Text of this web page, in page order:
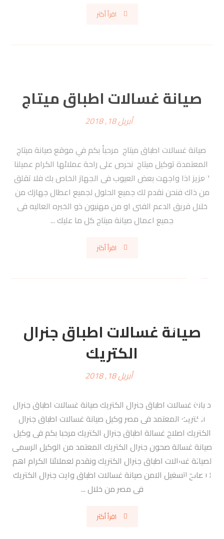
اقرأ أكثر
صيانة غسالات اطباق ميتاج
أبريل 18, 2018
صيانة غسالات اطباق ميتاج مرحبأ بكم في موقع صيانة ميتاج
المعتمدة توكيل ميتاج نحرص على راحة عملائها الكرام عميلنا
العزيز اذا واجهت بعض العيوب فى الجهاز الخاص بك فلا تقلق
من ذاك فنحن نقدم لك جميع الحلول لجميع اعطال جهازك من
خلال فريق الدعم الفنى او من مهنيون ذو الخبره العاليه فى
جميع اعمال صيانة ميتاج كل ما عليك ...
اقرأ أكثر
صيانة غسالات اطباق جنرال
الكتريك
أبريل 18, 2018
صيانة غسالات اطباق جنرال الكتريك صيانة غسالات اطباق جنرال
الكتريك المعتمد فى مصر وكيل صيانة غسالات اطباق جنرال
الكتريك اصلاح غسالة اطباق جنرال الكتريك مرحبا بكم فى وكيل
صيانة غسالة صحون جنرال الكتريك المعتمد من الوكيل الرسمى
لصيانة غسالات اطباق جنرال الكتريك ونقدم لعملائنا الكرام اهم
النصائح لتشغيل الامن صيانة غسالات اطباق وايت جنرال الكتريك
فى مصر من خلال ...
اقرأ أكثر